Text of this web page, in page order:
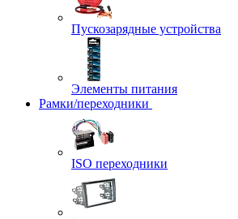
Пускозарядные устройства
Элементы питания
Рамки/переходники
ISO переходники